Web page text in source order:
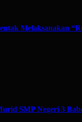
Melaksanakan
SMP Negeri 3